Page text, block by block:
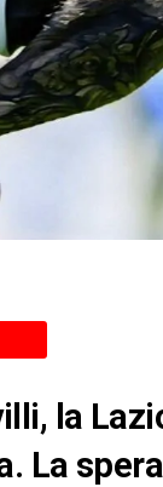
la
La